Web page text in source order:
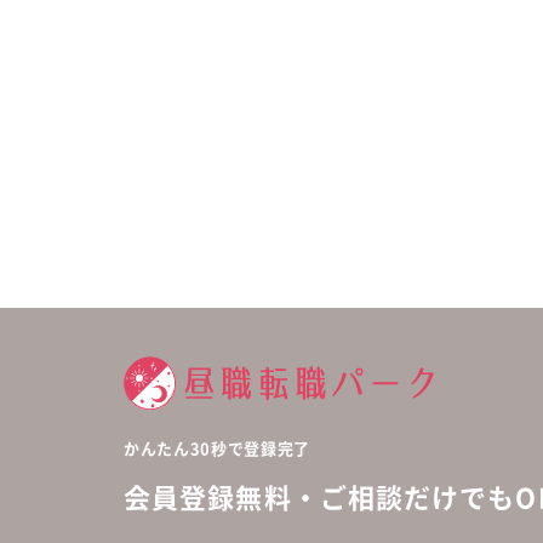
かんたん30秒で登録完了
会員登録無料・ご相談だけでも